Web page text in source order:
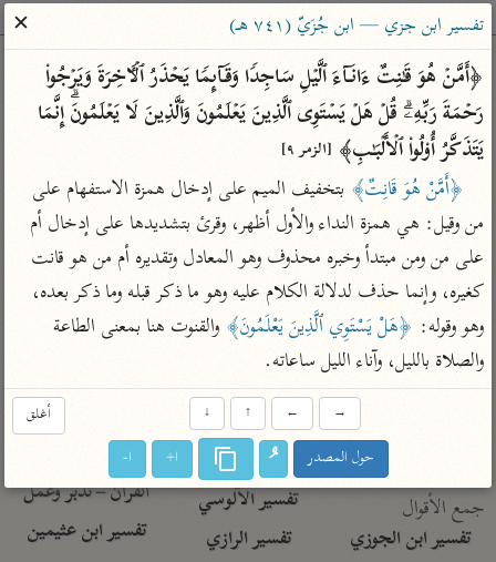
ساهم معنا في نشر القرآن والعلم الشرعي
الباحث القرآني
بحث تفسير علوم مصاحف معاجم
Type 2 or more characters for results.
Type 1 or more
characters for results.
أمّهات
تفسير الطبري
تفسير ابن كثير
تفسير القرطبي
جمع الأقوال
تفسير ابن الجوزي
عامّة
فتح البيان للقنوجي
فتح القدير للشوكاني
تفسير ابن جزي
موسوعات
تفسير الآلوسي
تفسير الرازي
معاصرة
الميسر
تفسير السعدي
أيسر التفاسير
القرآن – تدبر وعمل
تفسير ابن عثيمين
تفسير ابن جزي — ابن جُزَيّ (٧٤١ هـ)
✕
یَتَذَكَّرُ أُو۟لُوا۟ ٱلۡأَلۡبَـٰبِ﴾ [الزمر ٩]
﴿أَمَّنْ هُوَ قَانِتٌ﴾
وهو وقوله: ﴿هَلْ يَسْتَوِي ٱلَّذِينَ يَعْلَمُونَ﴾
والصلاة بالليل، وآناء الليل ساعاته.
أغلق →
←
↑
↓
حول المصدر ا+ ا-